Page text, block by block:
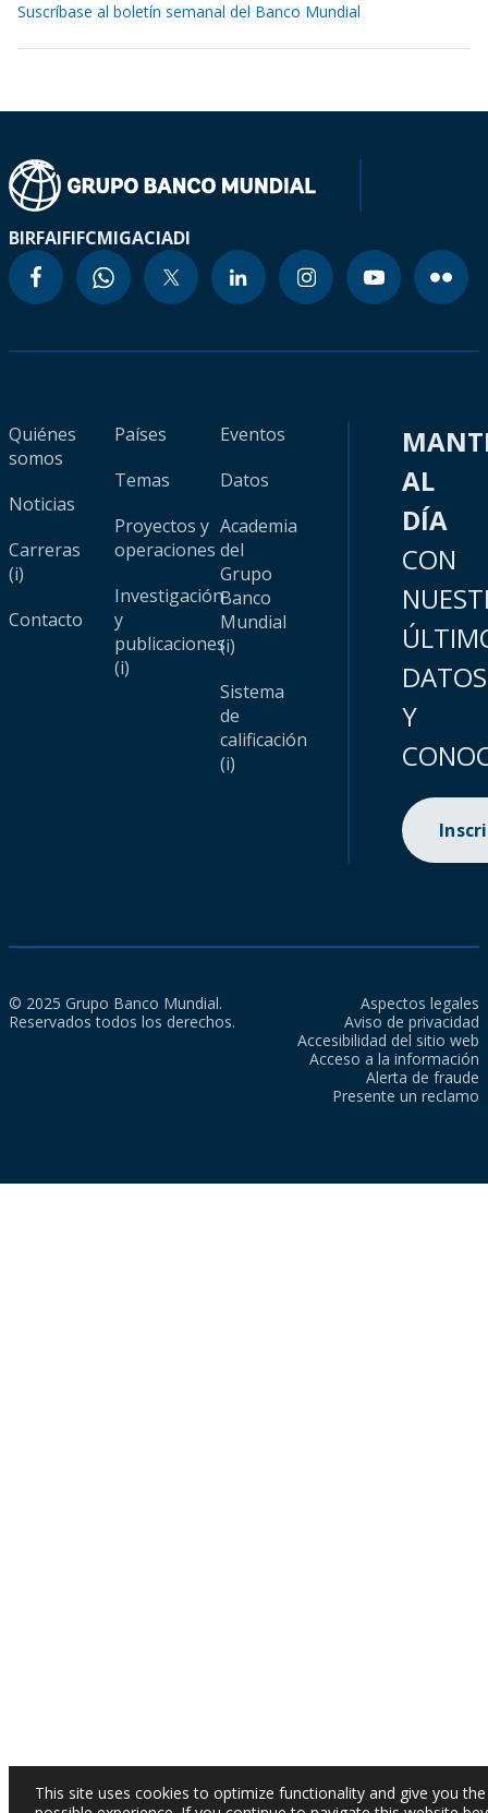
Suscríbase al boletín semanal del Banco Mundial
BIRFAIFIFCMIGACIADI
Quiénes
somos
Noticias
Carreras
(i)
Contacto
Países
Temas
Proyectos y
operaciones
Investigación
y
publicaciones
(i)
Eventos
Datos
Academia
del
Grupo
Banco
Mundial
(i)
Sistema
de
calificación
(i)
AL
DÍA
CON
DATOS
Y
© 2025 Grupo Banco Mundial.
Reservados todos los derechos.
Aspectos legales
Aviso de privacidad
Accesibilidad del sitio web
Acceso a la información
Alerta de fraude
Presente un reclamo
This site uses cookies to optimize functionality and give you